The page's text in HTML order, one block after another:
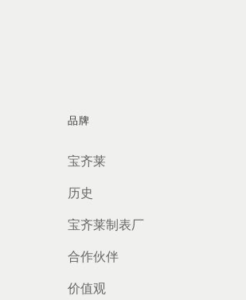
品牌
宝齐莱
历史
宝齐莱制表厂
合作伙伴
价值观